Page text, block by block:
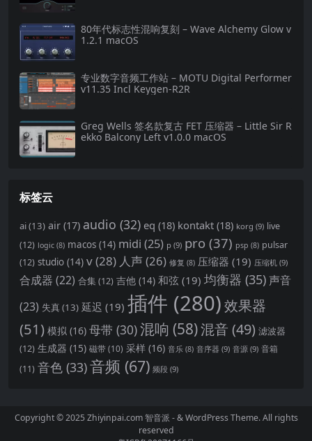
80年代标志性混响复刻 – Wave Alchemy Glow v
1.2.1 macOS
专业数字音频工作站 – MOTU Digital Performer
v11.35 Incl Keygen-R2R
Greg Wells 签名款复古 FET 压缩器 – Little Sir R
ekko Balcony Left v1.0.0 macOS
标签云
ai(13) air (17) audio (32) eq (18) kontakt (18) korg (9) live
(12) logic (8) macos (14) midi (25) p (9) pro (37) psp (8) pulsar
(12) studio (14) v(28) 人声(26) 修复 (8) 压缩器 (19) 压缩机 (9)
合成器 (22) 合集 (12) 吉他 (14) 和弦 (19) 均衡器 (35) 声音
(23) 失真(13) 延迟 (19) 插件 (280)效果器
(51) 模拟 (16) 母带 (30)混响 (58)混音 (49) 滤波器
(12) 生成器 (15) 磁带(10) 采样 (16) 音乐 (8) 音序器 (9) 音源 (9) 音箱
(11) 音色 (33)音频 (67) 频段 (9)
Copyright © 2025 Zhiyinpai.com智音派 - & WordPress Theme. All rights
reserved